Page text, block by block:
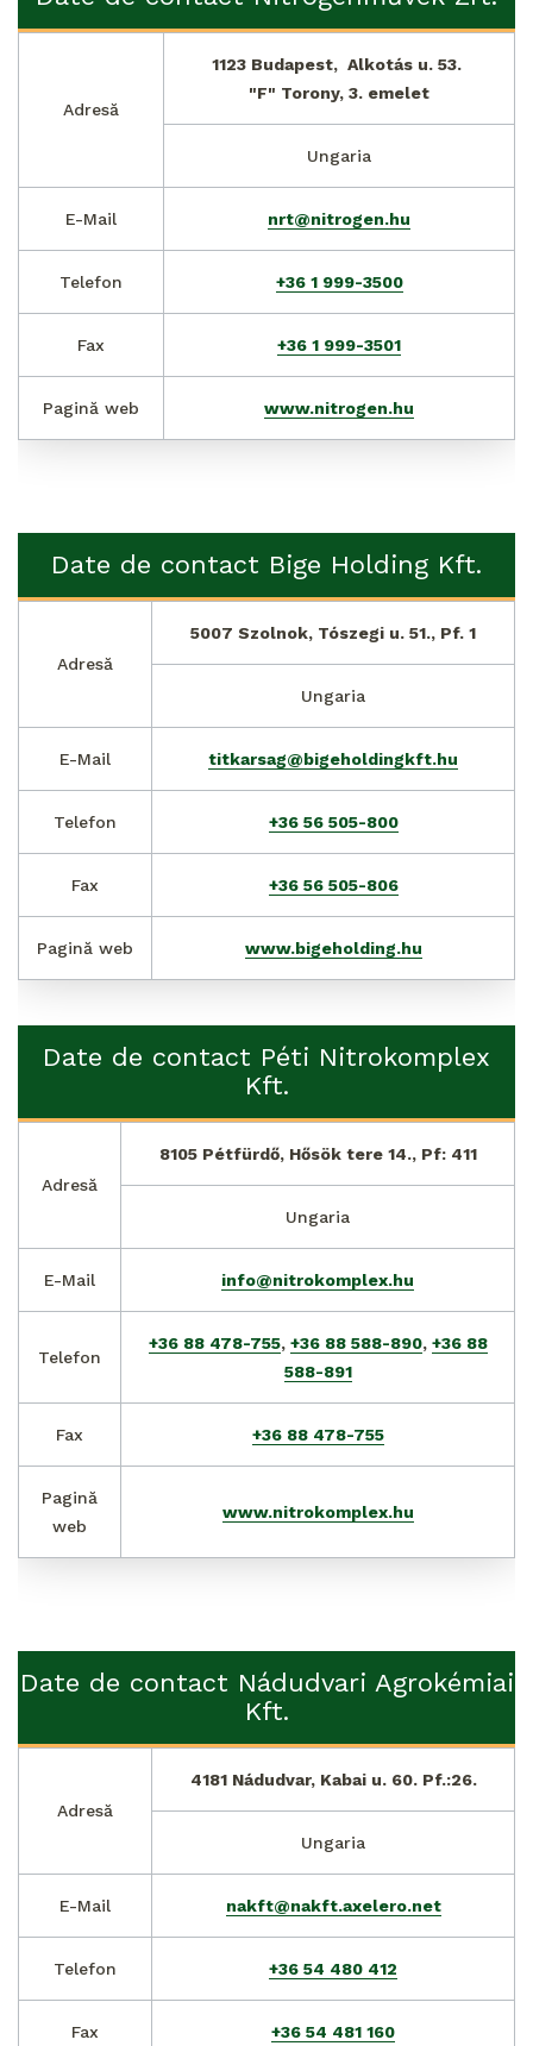
Adresă
1123 Budapest,  Alkotás u. 53.
"F" Torony, 3. emelet
Ungaria
E-Mail nrt@nitrogen.hu
Telefon +36 1 999-3500
Fax +36 1 999-3501
Pagină web www.nitrogen.hu
Date de contact Bige Holding Kft.
Adresă
5007 Szolnok, Tószegi u. 51., Pf. 1
Ungaria
E-Mail titkarsag@bigeholdingkft.hu
Telefon +36 56 505-800
Fax +36 56 505-806
Pagină web www.bigeholding.hu
Date de contact Péti Nitrokomplex
Kft.
Adresă
8105 Pétfürdő, Hősök tere 14., Pf: 411
Ungaria
E-Mail info@nitrokomplex.hu
Telefon
+36 88 478-755, +36 88 588-890, +36 88
588-891
Fax +36 88 478-755
Pagină
web
www.nitrokomplex.hu
Date de contact Nádudvari Agrokémiai
Kft.
Adresă
4181 Nádudvar, Kabai u. 60. Pf.:26.
Ungaria
E-Mail nakft@nakft.axelero.net
Telefon +36 54 480 412
Fax +36 54 481 160